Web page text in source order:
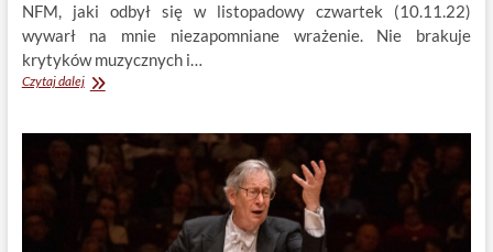
NFM, jaki odbył się w listopadowy czwartek (10.11.22)
wywarł na mnie niezapomniane wrażenie. Nie brakuje
krytyków muzycznych i…
Czytaj dalejPiotr
fortepian
dobrze
strojony